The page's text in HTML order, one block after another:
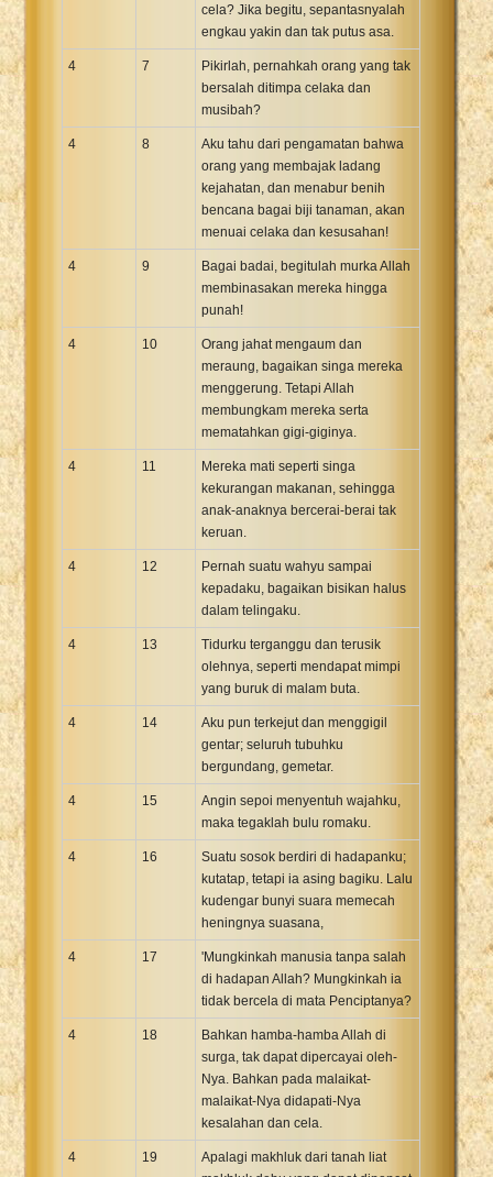
cela? Jika begitu, sepantasnyalah
engkau yakin dan tak putus asa.
4 7
Pikirlah, pernahkah orang yang tak
bersalah ditimpa celaka dan
musibah?
4 8
Aku tahu dari pengamatan bahwa
orang yang membajak ladang
kejahatan, dan menabur benih
bencana bagai biji tanaman, akan
menuai celaka dan kesusahan!
4 9
Bagai badai, begitulah murka Allah
membinasakan mereka hingga
punah!
4 10
Orang jahat mengaum dan
meraung, bagaikan singa mereka
menggerung. Tetapi Allah
membungkam mereka serta
mematahkan gigi-giginya.
4 11
Mereka mati seperti singa
kekurangan makanan, sehingga
anak-anaknya bercerai-berai tak
keruan.
4 12
Pernah suatu wahyu sampai
kepadaku, bagaikan bisikan halus
dalam telingaku.
4 13
Tidurku terganggu dan terusik
olehnya, seperti mendapat mimpi
yang buruk di malam buta.
4 14
Aku pun terkejut dan menggigil
gentar; seluruh tubuhku
bergundang, gemetar.
4 15
Angin sepoi menyentuh wajahku,
maka tegaklah bulu romaku.
4 16
Suatu sosok berdiri di hadapanku;
kutatap, tetapi ia asing bagiku. Lalu
kudengar bunyi suara memecah
heningnya suasana,
4 17
'Mungkinkah manusia tanpa salah
di hadapan Allah? Mungkinkah ia
tidak bercela di mata Penciptanya?
4 18
Bahkan hamba-hamba Allah di
surga, tak dapat dipercayai oleh-
Nya. Bahkan pada malaikat-
malaikat-Nya didapati-Nya
kesalahan dan cela.
4 19
Apalagi makhluk dari tanah liat